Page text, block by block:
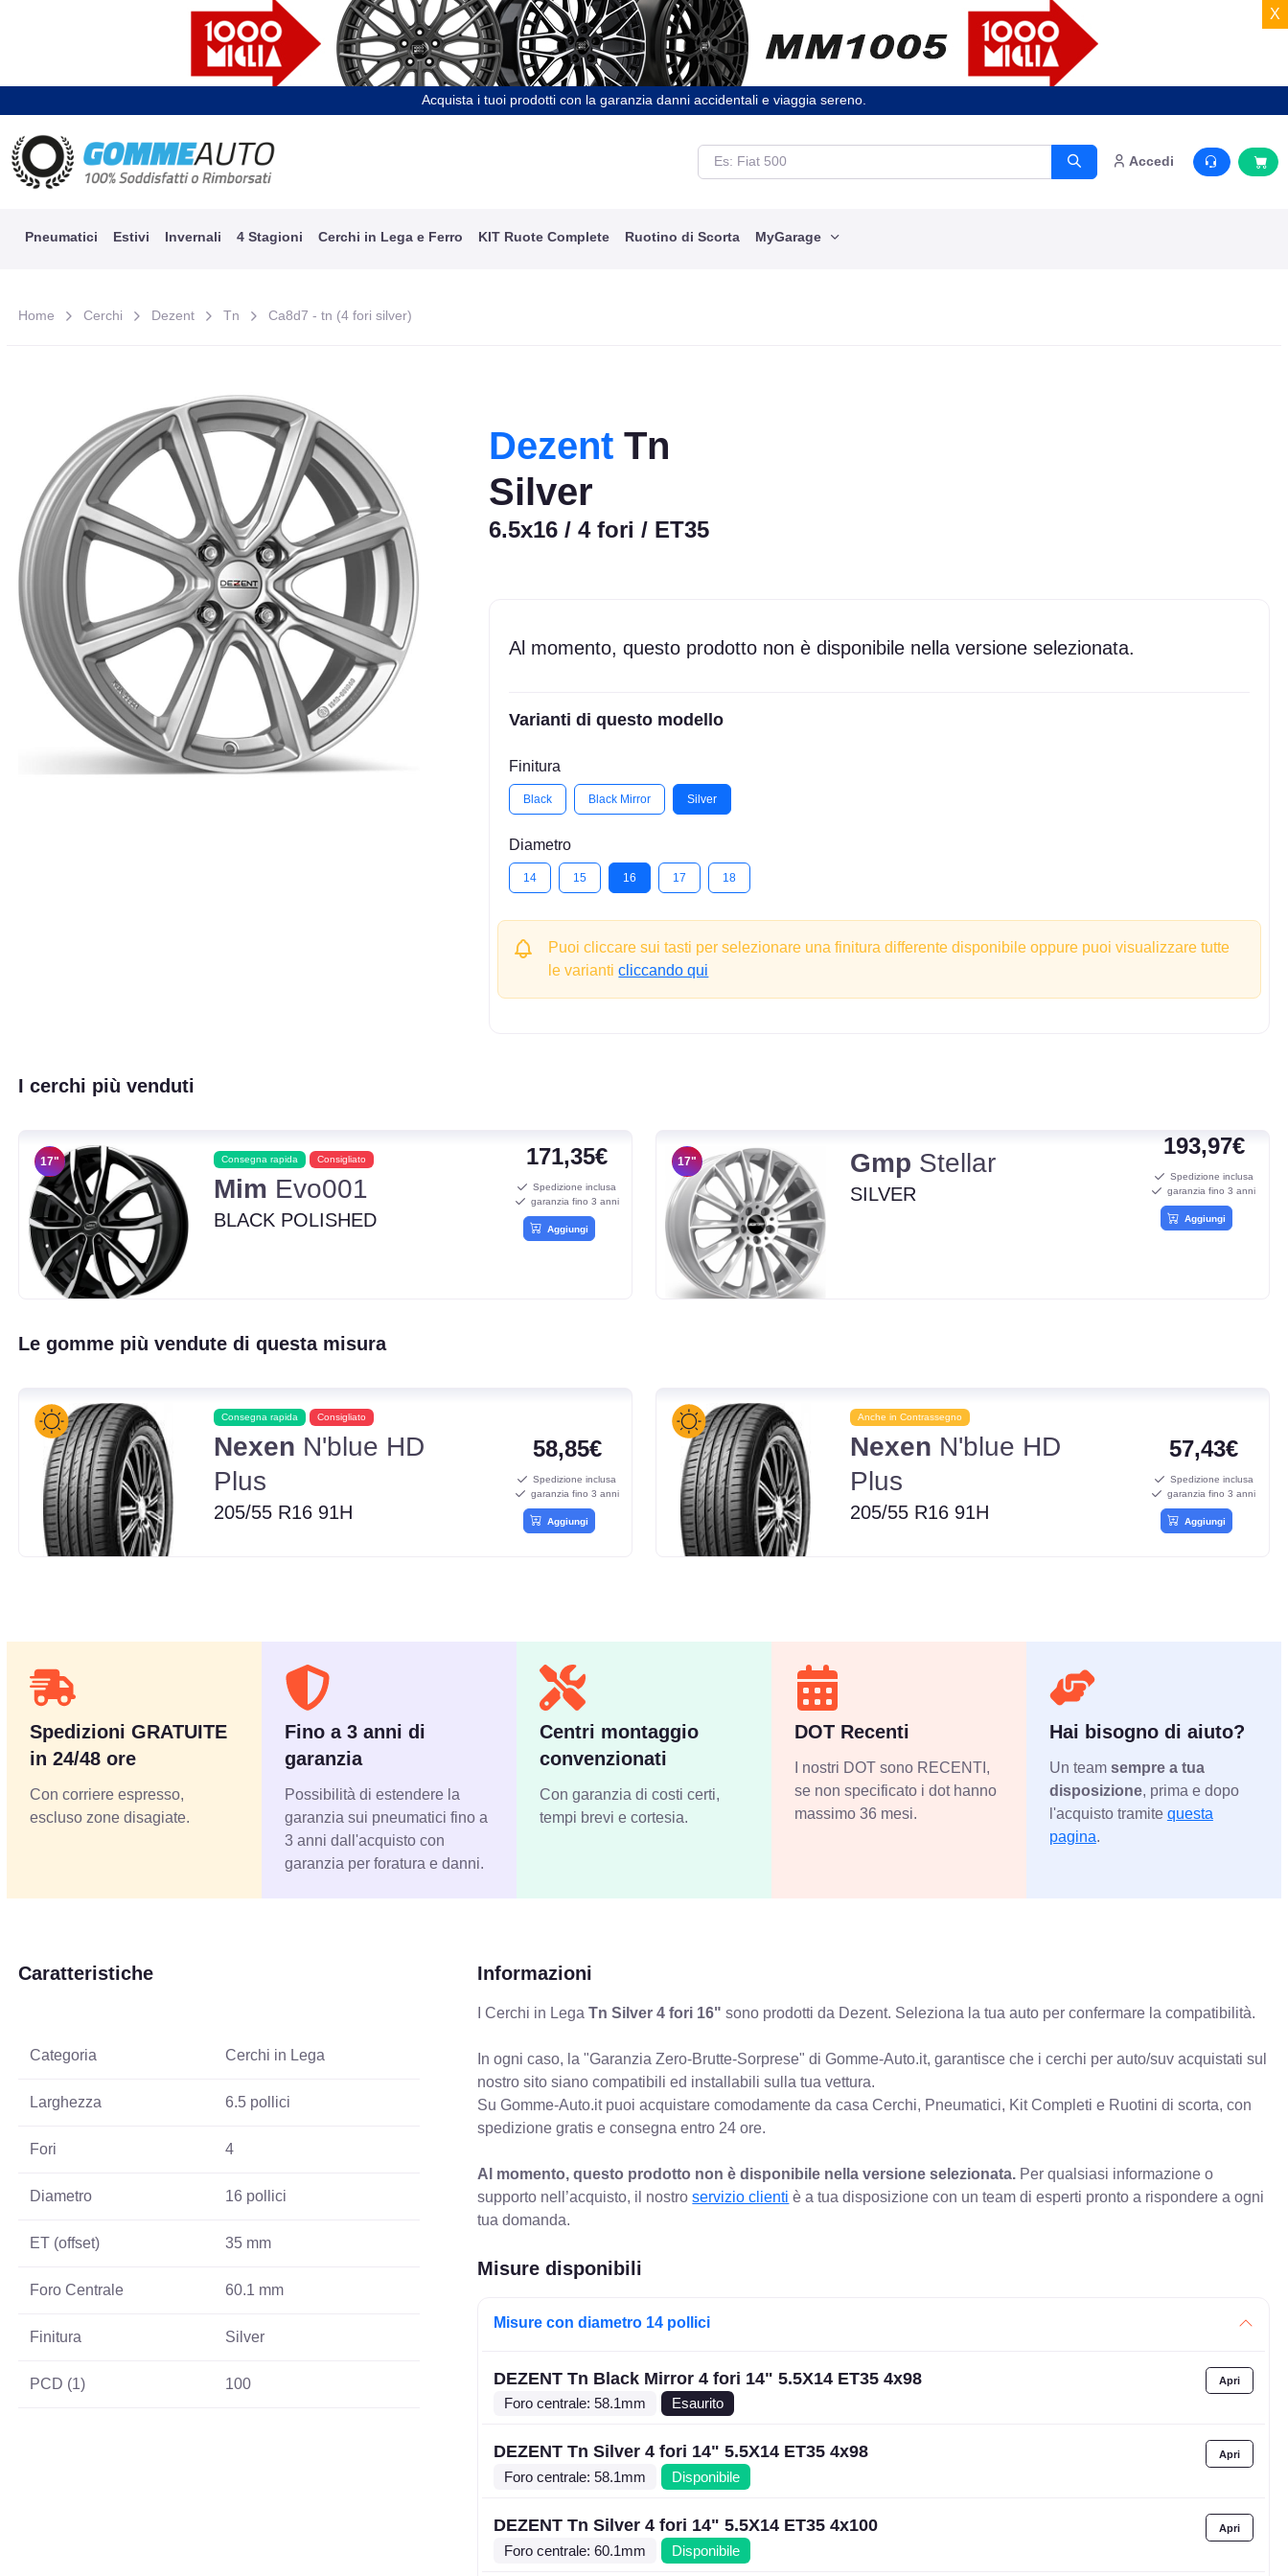
X
Acquista i tuoi prodotti con la garanzia danni accidentali e viaggia sereno.
Accedi
Pneumatici Estivi Invernali 4 Stagioni Cerchi in Lega e Ferro KIT Ruote Complete Ruotino di Scorta MyGarage
Home Cerchi Dezent Tn Ca8d7 - tn (4 fori silver)
Dezent Tn
Silver
6.5x16 / 4 fori / ET35
Al momento, questo prodotto non è disponibile nella versione selezionata.
Varianti di questo modello
Finitura
Black Black Mirror Silver
Diametro
14 15 16 17 18
Puoi cliccare sui tasti per selezionare una finitura differente disponibile oppure puoi visualizzare tutte
le varianticliccando qui
I cerchi più venduti
17" Consegna rapida Consigliato
Mim Evo001
BLACK POLISHED
171,35€
Spedizione inclusa
garanzia fino 3 anni
Aggiungi
17" Gmp Stellar
SILVER
193,97€
Spedizione inclusa
garanzia fino 3 anni
Aggiungi
Le gomme più vendute di questa misura
Consegna rapida Consigliato
Nexen N'blue HD
Plus
205/55 R16 91H
58,85€
Spedizione inclusa
garanzia fino 3 anni
Aggiungi
Anche in Contrassegno
Nexen N'blue HD
Plus
205/55 R16 91H
57,43€
Spedizione inclusa
garanzia fino 3 anni
Aggiungi
Spedizioni GRATUITE
in 24/48 ore
Con corriere espresso,
escluso zone disagiate.
Fino a 3 anni di
garanzia
Possibilità di estendere la
garanzia sui pneumatici fino a
3 anni dall'acquisto con
garanzia per foratura e danni.
Centri montaggio
convenzionati
Con garanzia di costi certi,
tempi brevi e cortesia.
DOT Recenti
I nostri DOT sono RECENTI,
se non specificato i dot hanno
massimo 36 mesi.
Hai bisogno di aiuto?
Un team sempre a tua
disposizione, prima e dopo
l'acquisto tramite questa
pagina.
Caratteristiche
Categoria Cerchi in Lega
Larghezza 6.5 pollici
Fori 4
Diametro 16 pollici
ET (offset) 35 mm
Foro Centrale 60.1 mm
Finitura Silver
PCD (1) 100
Informazioni
I Cerchi in LegaTn Silver 4 fori 16" sono prodotti da Dezent. Seleziona la tua auto per confermare la compatibilità.
In ogni caso, la "Garanzia Zero-Brutte-Sorprese" di Gomme-Auto.it, garantisce che i cerchi per auto/suv acquistati sul
nostro sito siano compatibili ed installabili sulla tua vettura.
Su Gomme-Auto.it puoi acquistare comodamente da casa Cerchi, Pneumatici, Kit Completi e Ruotini di scorta, con
spedizione gratis e consegna entro 24 ore.
Al momento, questo prodotto non è disponibile nella versione selezionata. Per qualsiasi informazione o
supporto nell’acquisto, il nostroservizio clienti è a tua disposizione con un team di esperti pronto a rispondere a ogni
tua domanda.
Misure disponibili
Misure con diametro 14 pollici
DEZENT Tn Black Mirror 4 fori 14" 5.5X14 ET35 4x98
Foro centrale: 58.1mm Esaurito
DEZENT Tn Silver 4 fori 14" 5.5X14 ET35 4x98
Foro centrale: 58.1mm Disponibile
DEZENT Tn Silver 4 fori 14" 5.5X14 ET35 4x100
Foro centrale: 60.1mm Disponibile